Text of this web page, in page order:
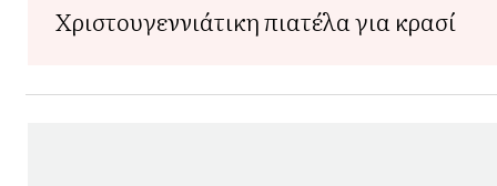
Χριστουγεννιάτικη πιατέλα για κρασί